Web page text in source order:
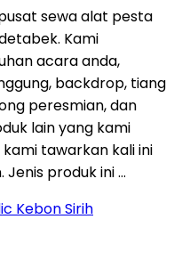
sewa alat pesta
Kami
acara anda,
backdrop, tiang
peresmian, dan
lain yang kami
tawarkan kali ini
produk ini …